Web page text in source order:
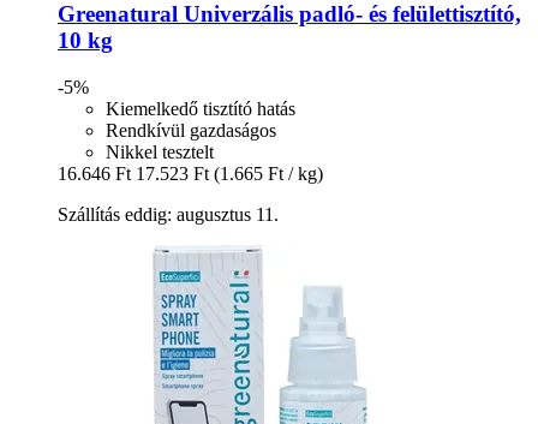
Greenatural Univerzális padló-​ és felülettisztító,
10 kg
-5%
Kiemelkedő tisztító hatás
Rendkívül gazdaságos
Nikkel tesztelt
16.646 Ft 17.523 Ft (1.665 Ft / kg)
Szállítás eddig: augusztus 11.